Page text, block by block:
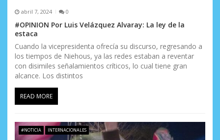
a
s
abril 7, 2024 0
#OPINION Por Luis Velázquez Alvaray: La ley de la
estaca
Cuando la vicepresidenta ofrecía su discurso, regresando a
los tiempos de Niehous, ya las redes estaban a reventar
con disimiles señalamientos críticos, lo cual tiene gran
alcance. Los distintos
READ MORE
#NOTICIA INTERNACIONALES